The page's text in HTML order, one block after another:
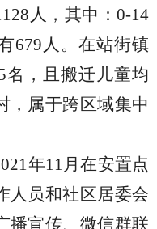
128 人，其中：0-14
679 人 。 在站街镇
名，且搬迁儿童均
，属于跨区域集中
年11月在安置点
人员和社区居委会
播宣传、微信群联